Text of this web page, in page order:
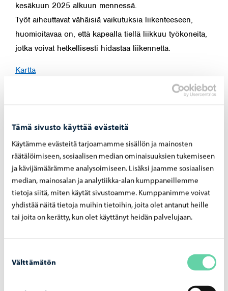
Tämä sivusto käyttää evästeitä
Käytämme evästeitä tarjoamamme sisällön ja mainosten
räätälöimiseen, sosiaalisen median ominaisuuksien tukemiseen
ja kävijämäärämme analysoimiseen. Lisäksi jaamme sosiaalisen
median, mainosalan ja analytiikka-alan kumppaneillemme
tietoja siitä, miten käytät sivustoamme. Kumppanimme voivat
yhdistää näitä tietoja muihin tietoihin, joita olet antanut heille
tai joita on kerätty, kun olet käyttänyt heidän palvelujaan.
valinta
Välttämätön
kesäkuun 2025 alkuun mennessä.
Työt aiheuttavat vähäisiä vaikutuksia liikenteeseen,
huomioitavaa on, että kapealla tiellä liikkuu työkoneita,
jotka voivat hetkellisesti hidastaa liikennettä.
Kartta
Jaa FacebookJaa LinkedInJaa WhatsApp
Aiheeseen liittyvät uutiset
Porvoon vesi -27.7.2026
Hulevesiviemärin korjaus Käräjätalontien ja
Rovastintien risteyksen kohdalla – työ alkaa